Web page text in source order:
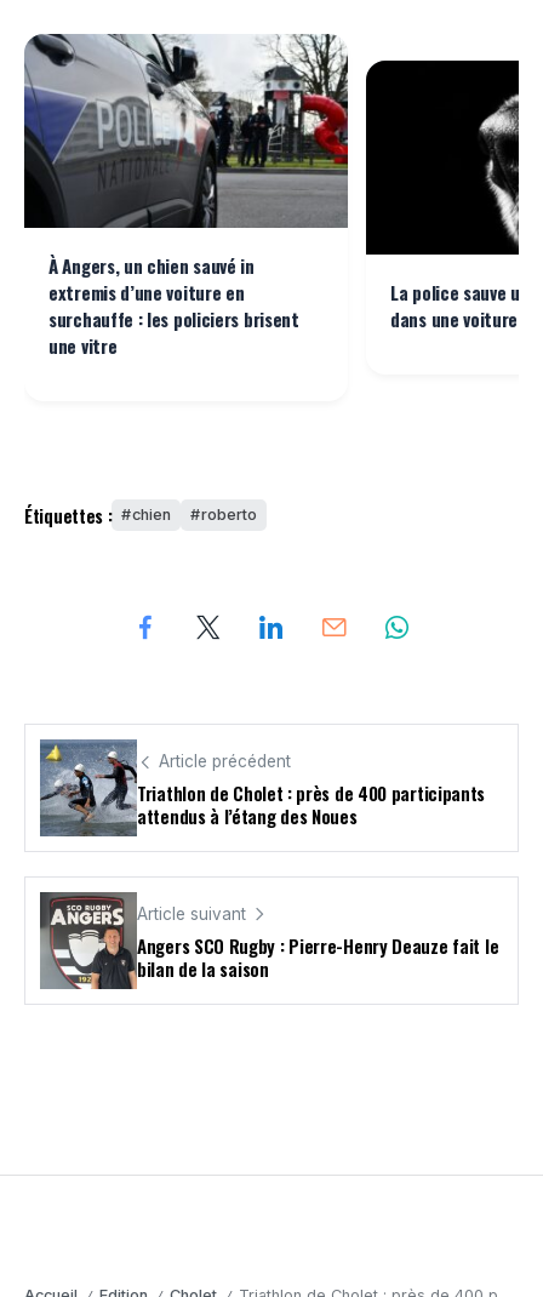
À Angers, un chien sauvé in
extremis d’une voiture en
surchauffe : les policiers brisent
une vitre
La police sauve un
dans une voiture à
Étiquettes : chien roberto
Article précédent
Triathlon de Cholet : près de 400 participants
attendus à l’étang des Noues
Article suivant
Angers SCO Rugby : Pierre-Henry Deauze fait le
bilan de la saison